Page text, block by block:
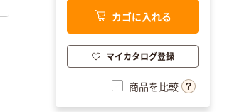
カゴに入れる
マイカタログ登録
商品を比較